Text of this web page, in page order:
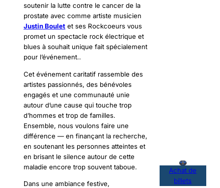
soutenir la lutte contre le cancer de la
prostate avec comme artiste musicien
Justin Boulet et ses Rockcoeurs vous
promet un spectacle rock électrique et
blues à souhait unique fait spécialement
pour l’événement..
Cet événement caritatif rassemble des
artistes passionnés, des bénévoles
engagés et une communauté unie
autour d’une cause qui touche trop
d’hommes et trop de familles.
Ensemble, nous voulons faire une
différence — en finançant la recherche,
en soutenant les personnes atteintes et
en brisant le silence autour de cette
maladie encore trop souvent taboue.
Dans une ambiance festive,
Achat de
billets